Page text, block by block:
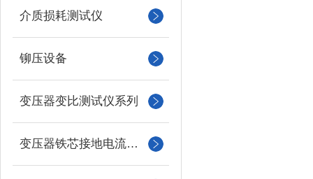
介质损耗测试仪
铆压设备
变压器变比测试仪系列
变压器铁芯接地电流测试仪